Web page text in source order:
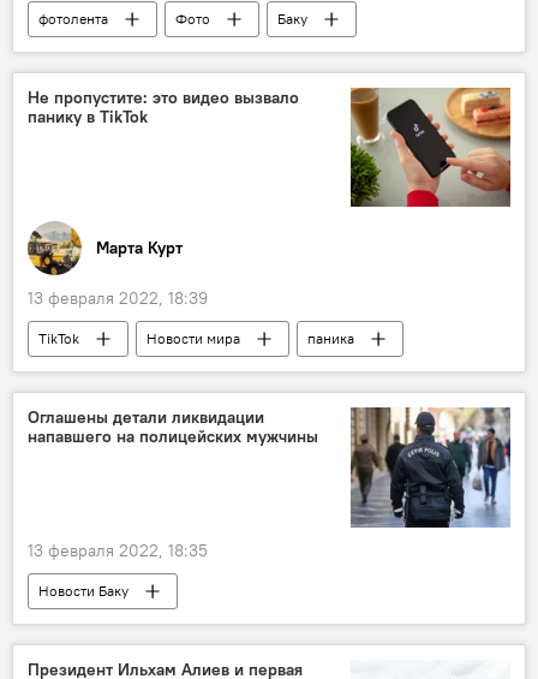
фотолента Фото
Баку
Культура
танцы
Танцоры
шоу
Грузия Азербайджан
Не пропустите: это видео вызвало
панику в TikTok
Марта Курт
13 февраля 2022, 18:39
TikTok Новости мира
паника
поступок
Спелеолог
Оглашены детали ликвидации
напавшего на полицейских мужчины
13 февраля 2022, 18:35
Новости Баку
Происшествия в Азербайджане
Происшествия
Президент Ильхам Алиев и первая